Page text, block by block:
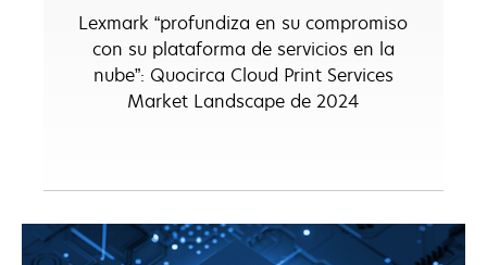
Lexmark “profundiza en su compromiso
con su plataforma de servicios en la
nube”: Quocirca Cloud Print Services
Market Landscape de 2024